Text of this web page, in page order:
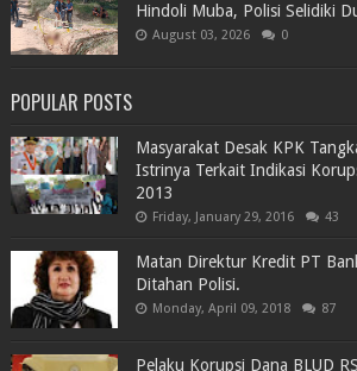
Hindoli Muba, Polisi Selidiki
August 03, 2026 0
POPULAR POSTS
Masyarakat Desak KPK
Istrinya Terkait Indikasi
2013
Friday, January 29, 2016 43
Matan Direktur Kredit PT
Ditahan Polisi.
Monday, April 09, 2018 87
Pelaku Korupsi Dana BLUD